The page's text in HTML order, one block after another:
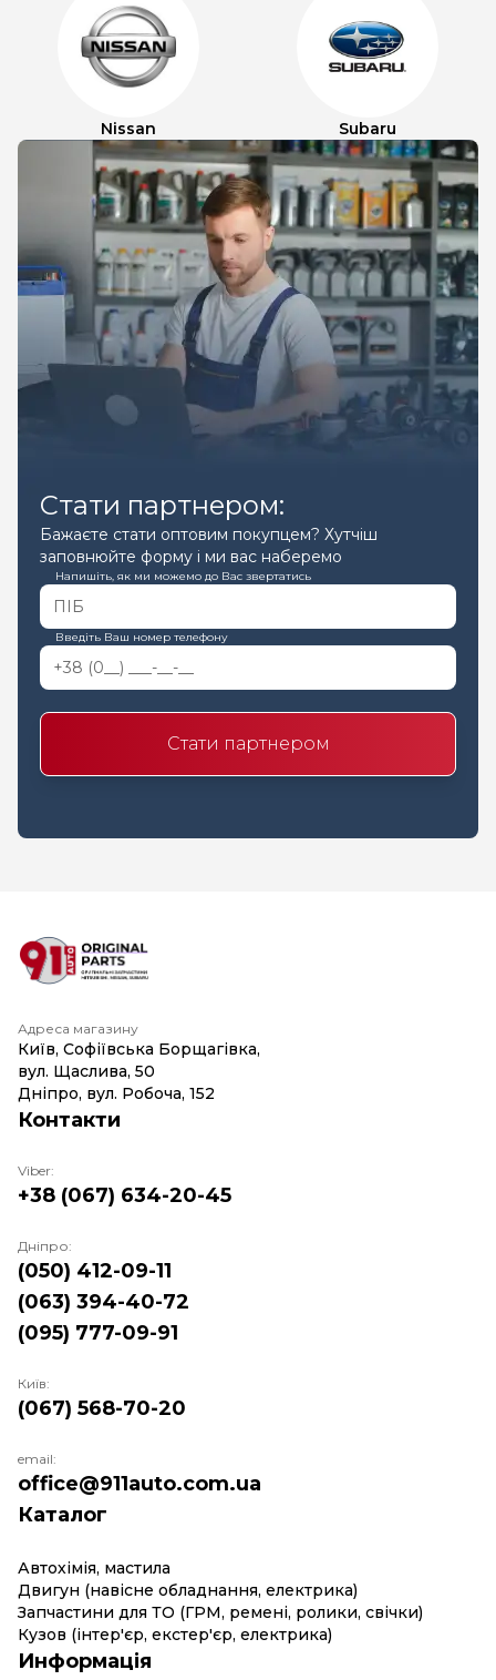
Nissan Subaru
Стати партнером:
Бажаєте стати оптовим покупцем? Хутчіш
заповнюйте форму і ми вас наберемо
Напишіть, як ми можемо до Вас звертатись
Введіть Ваш номер телефону
Стати партнером
Адреса магазину
Київ, Софіївська Борщагівка,
вул. Щаслива, 50
Дніпро, вул. Робоча, 152
Каталог
Автохімія, мастила
Двигун (навісне обладнання, електрика)
Запчастини для ТО (ГРМ, ремені, ролики, свічки)
Кузов (інтер'єр, екстер'єр, електрика)
Информація
Контакти
Viber:
+38 (067) 634-20-45
Дніпро:
(050) 412-09-11
(063) 394-40-72
(095) 777-09-91
Київ:
(067) 568-70-20
email:
office@911auto.com.ua